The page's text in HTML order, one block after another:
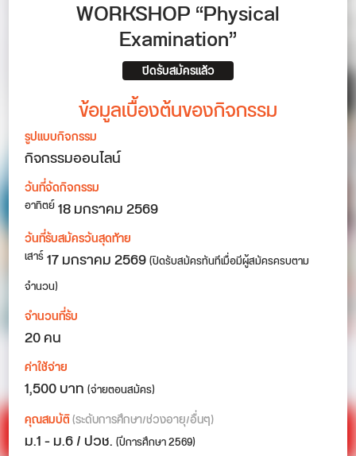
WORKSHOP “Physical
Examination”
ปิดรับสมัครแล้ว
ข้อมูลเบื้องต้นของกิจกรรม
รูปแบบกิจกรรม
กิจกรรมออนไลน์
วันที่จัดกิจกรรม
อาทิตย์18มกราคม 2569
วันที่รับสมัครวันสุดท้าย
เสาร์17 มกราคม 2569(ปิดรับสมัครทันทีเมื่อมีผู้สมัครครบตาม
จำนวน)
จำนวนที่รับ
20 คน
ค่าใช้จ่าย
1,500 บาท(จ่ายตอนสมัคร)
คุณสมบัติ(ระดับการศึกษา/ช่วงอายุ/อื่นๆ)
ม.1 - ม.6 / ปวช.(ปีการศึกษา 2569)